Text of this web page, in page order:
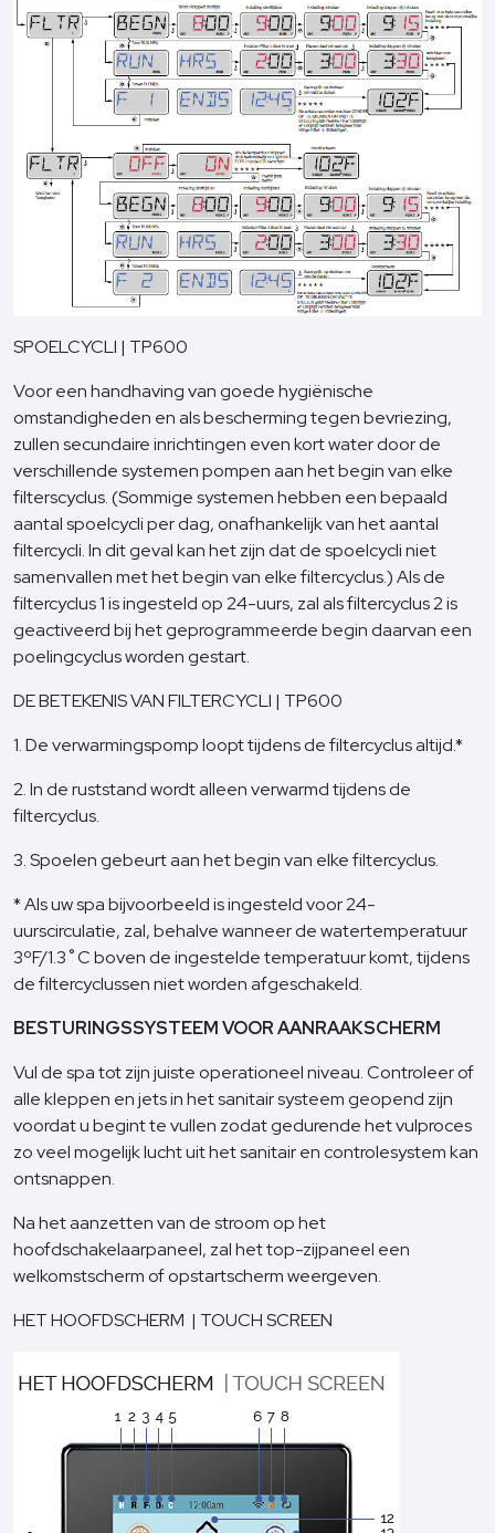
SPOELCYCLI | TP600
Voor een handhaving van goede hygiënische
omstandigheden en als bescherming tegen bevriezing,
zullen secundaire inrichtingen even kort water door de
verschillende systemen pompen aan het begin van elke
filterscyclus. (Sommige systemen hebben een bepaald
aantal spoelcycli per dag, onafhankelijk van het aantal
filtercycli. In dit geval kan het zijn dat de spoelcycli niet
samenvallen met het begin van elke filtercyclus.) Als de
filtercyclus 1 is ingesteld op 24-uurs, zal als filtercyclus 2 is
geactiveerd bij het geprogrammeerde begin daarvan een
poelingcyclus worden gestart.
DE BETEKENIS VAN FILTERCYCLI | TP600
1. De verwarmingspomp loopt tijdens de filtercyclus altijd.*
2. In de ruststand wordt alleen verwarmd tijdens de
filtercyclus.
3. Spoelen gebeurt aan het begin van elke filtercyclus.
* Als uw spa bijvoorbeeld is ingesteld voor 24-
uurscirculatie, zal, behalve wanneer de watertemperatuur
3ºF/1.3˚C boven de ingestelde temperatuur komt, tijdens
de filtercyclussen niet worden afgeschakeld.
BESTURINGSSYSTEEM VOOR AANRAAKSCHERM
Vul de spa tot zijn juiste operationeel niveau. Controleer of
alle kleppen en jets in het sanitair systeem geopend zijn
voordat u begint te vullen zodat gedurende het vulproces
zo veel mogelijk lucht uit het sanitair en controlesystem kan
ontsnappen.
Na het aanzetten van de stroom op het
hoofdschakelaarpaneel, zal het top-zijpaneel een
welkomstscherm of opstartscherm weergeven.
HET HOOFDSCHERM | TOUCH SCREEN